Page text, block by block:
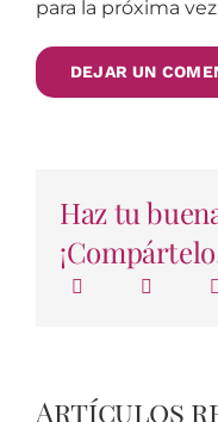
para la próxima
Haz tu
Artículos